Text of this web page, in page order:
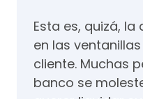
Esta es, quizá,
en las
cliente. Muchas
banco se